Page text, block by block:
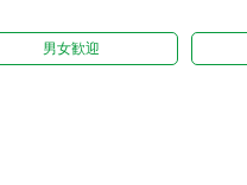
男女歓迎